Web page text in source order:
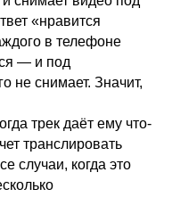
«нравится
в телефоне
— и под
не снимает. Значит,
трек даёт ему что-
транслировать
случаи, когда это